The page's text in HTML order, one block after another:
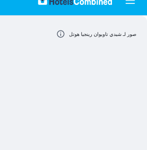
صور لـ شيدي تاويوان رينجيا هوتل